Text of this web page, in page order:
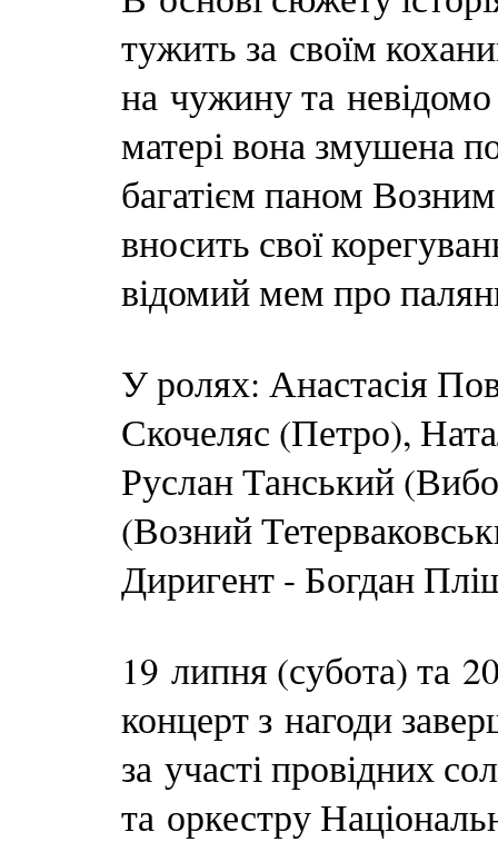
тужить за своїм
на чужину та
матері вона змушена
багатієм паном
вносить свої
відомий мем про
У ролях: Анастасія
Скочеляс (Петро),
Руслан Танський
(Возний
Диригент - Богдан
19 липня (субота) та
концерт з нагоди
за участі провідних
та оркестру